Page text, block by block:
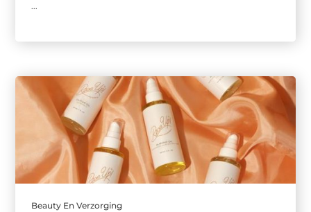
...
Beauty En Verzorging